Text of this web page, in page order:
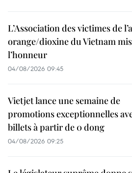
L’Association des victimes de
orange/dioxine du Vietnam
l’honneur
04/08/2026 09:45
Vietjet lance une semaine de
promotions exceptionnelles
billets à partir de 0 dong
04/08/2026 09:25